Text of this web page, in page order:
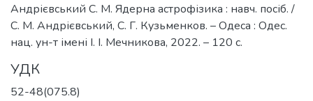
Андрієвський С. М. Ядерна астрофізика : навч. посіб. /
С. М. Андрієвський, С. Г. Кузьменков. – Одеса : Одес.
нац. ун-т імені І. І. Мечникова, 2022. – 120 с.
УДК
52-48(075.8)